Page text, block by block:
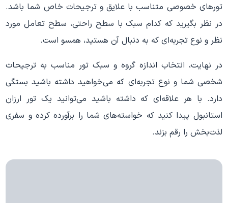
تورهای خصوصی متناسب با علایق و ترجیحات خاص شما باشد.
در نظر بگیرید که کدام سبک با سطح راحتی، سطح تعامل مورد
نظر و نوع تجربه‌ای که به دنبال آن هستید، همسو است.
در نهایت، انتخاب اندازه گروه و سبک تور مناسب به ترجیحات
شخصی شما و نوع تجربه‌ای که می‌خواهید داشته باشید بستگی
دارد. با هر علاقه‌ای که داشته باشید می‌توانید یک تور ارزان
استانبول پیدا کنید که خواسته‌های شما را برآورده کرده و سفری
لذت‌بخش را رقم بزند.